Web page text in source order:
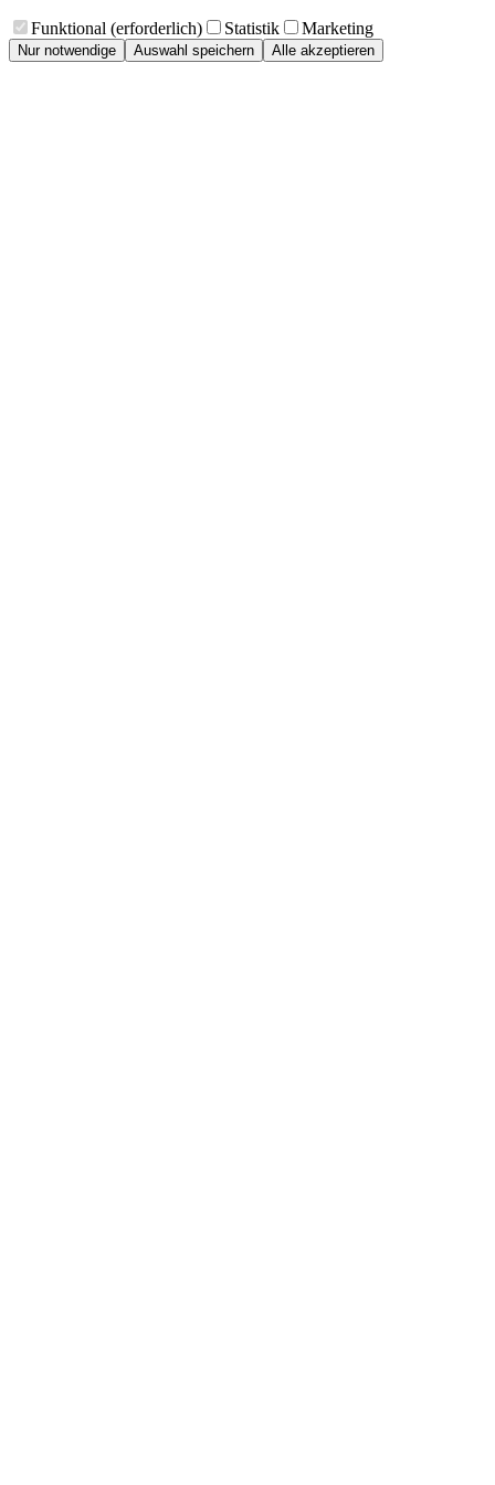
Funktional (erforderlich) Statistik Marketing
Nur notwendige Auswahl speichern Alle akzeptieren